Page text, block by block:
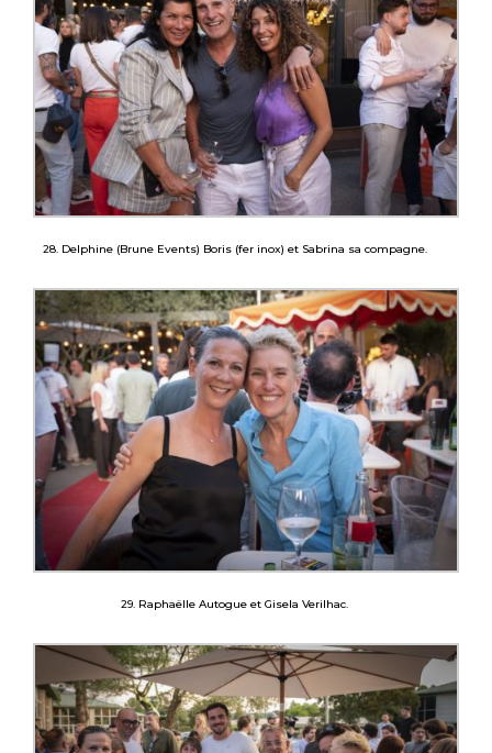
28. Delphine (Brune Events) Boris (fer inox) et Sabrina sa compagne.
29. Raphaëlle Autogue et Gisela Verilhac.